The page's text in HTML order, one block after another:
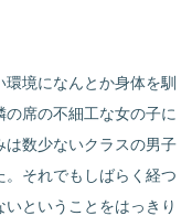
境になんとか身体を馴
席の不細工な女の子に
数少ないクラスの男子
。それでもしばらく経つ
ということをはっきり